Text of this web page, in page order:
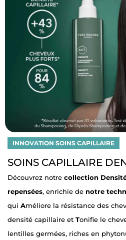
INNOVATION SOINS CAPILLAIRE
SOINS CAPILLAIRE
Découvrez notre collection
repensées, enrichie de notre
qui Améliore la résistance des
densité capillaire et Tonifie le
lentilles germées, riches en